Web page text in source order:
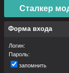
Сталкер
Форма входа
Логин:
Пароль:
запомнить